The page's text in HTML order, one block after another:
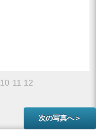
10 11 12
次の写真へ＞